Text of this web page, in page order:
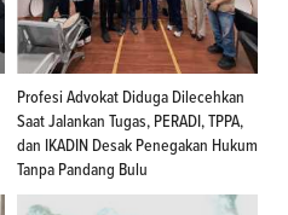
Profesi Advokat Diduga Dilecehkan
Saat Jalankan Tugas, PERADI, TPPA,
dan IKADIN Desak Penegakan Hukum
Tanpa Pandang Bulu